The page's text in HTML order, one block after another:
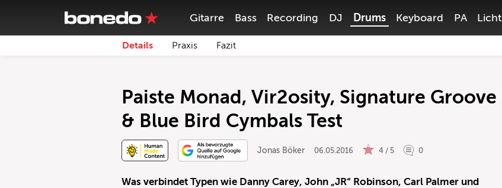
Gitarre Bass Recording DJ Drums Keyboard PA Licht
Details Praxis Fazit
Paiste Monad, Vir2osity, Signature Groove
& Blue Bird Cymbals Test
Jonas Böker 06.05.2016 4 / 5 0
Was verbindet Typen wie Danny Carey, John „JR“ Robinson, Carl Palmer und